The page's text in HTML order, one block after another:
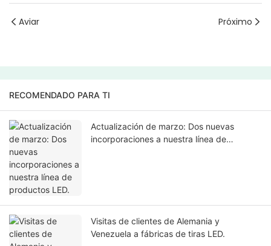
Aviar Próximo
RECOMENDADO PARA TI
Actualización de marzo: Dos nuevas
incorporaciones a nuestra línea de
Visitas de clientes de Alemania y
Venezuela a fábricas de tiras LED.